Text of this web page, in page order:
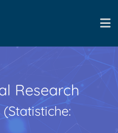
Research
(Statistiche: